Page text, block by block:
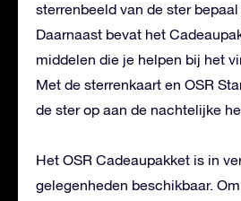
sterrenbeeld van de ster
Daarnaast bevat het
middelen die je helpen bij het
Met de sterrenkaart en OSR
de ster op aan de nachtelijke
Het OSR Cadeaupakket is in
gelegenheden beschikbaar.